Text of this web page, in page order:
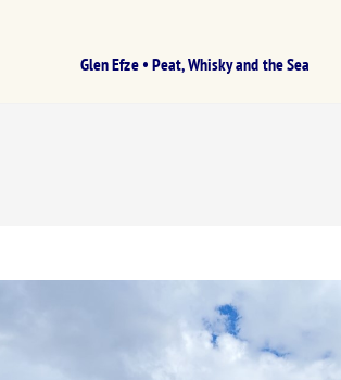
Glen Efze • Peat, Whisky and the Sea